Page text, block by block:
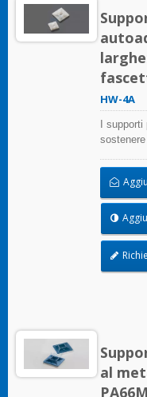
HW-4A
I supporti
liscia e
al